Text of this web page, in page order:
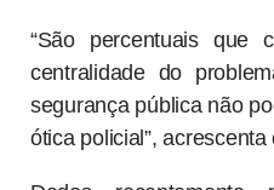
“São percentuais que
centralidade do
segurança pública não
ótica policial”, acrescenta